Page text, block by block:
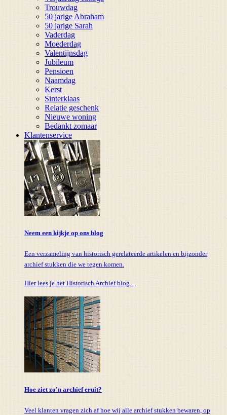
Trouwdag
50 jarige Abraham
50 jarige Sarah
Vaderdag
Moederdag
Valentijnsdag
Jubileum
Pensioen
Naamdag
Kerst
Sinterklaas
Relatie geschenk
Nieuwe woning
Bedankt zomaar
Klantenservice
Neem een kijkje op ons blog
Een verzameling van historisch gerelateerde artikelen en bijzonder
archief stukken die we tegen komen.
Hier lees je het Historisch Archief blog...
Hoe ziet zo'n archief eruit?
Veel klanten vragen zich af hoe wij alle archief stukken bewaren, op